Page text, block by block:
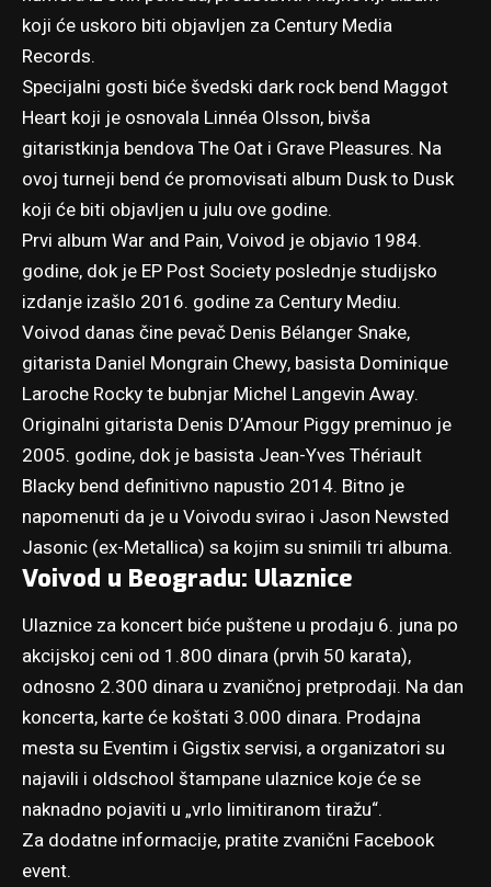
koji će uskoro biti objavljen za Century Media
Records.
Specijalni gosti biće švedski dark rock bend Maggot
Heart koji je osnovala Linnéa Olsson, bivša
gitaristkinja bendova The Oat i Grave Pleasures. Na
ovoj turneji bend će promovisati album Dusk to Dusk
koji će biti objavljen u julu ove godine.
Prvi album War and Pain, Voivod je objavio 1984.
godine, dok je EP Post Society poslednje studijsko
izdanje izašlo 2016. godine za Century Mediu.
Voivod danas čine pevač Denis Bélanger Snake,
gitarista Daniel Mongrain Chewy, basista Dominique
Laroche Rocky te bubnjar Michel Langevin Away.
Originalni gitarista Denis D’Amour Piggy preminuo je
2005. godine, dok je basista Jean-Yves Thériault
Blacky bend definitivno napustio 2014. Bitno je
napomenuti da je u Voivodu svirao i Jason Newsted
Jasonic (ex-Metallica) sa kojim su snimili tri albuma.
Voivod u Beogradu: Ulaznice
Ulaznice za koncert biće puštene u prodaju 6. juna po
akcijskoj ceni od 1.800 dinara (prvih 50 karata),
odnosno 2.300 dinara u zvaničnoj pretprodaji. Na dan
koncerta, karte će koštati 3.000 dinara. Prodajna
mesta su Eventim i Gigstix servisi, a organizatori su
najavili i oldschool štampane ulaznice koje će se
naknadno pojaviti u „vrlo limitiranom tiražu“.
Za dodatne informacije, pratite zvanični Facebook
event.